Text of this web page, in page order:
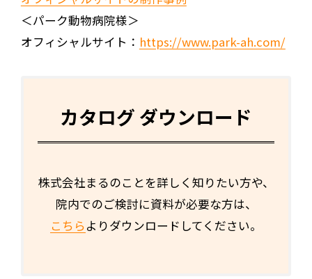
＜パーク動物病院様＞
オフィシャルサイト： https://www.park-ah.com/
カタログ ダウンロード
株式会社まるのことを詳しく知りたい方や、
院内でのご検討に資料が必要な方は、
こちらよりダウンロードしてください。